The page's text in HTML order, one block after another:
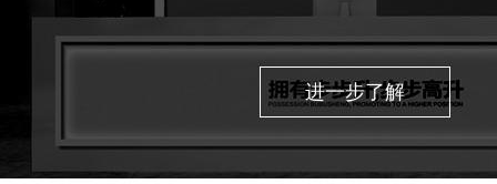
业拥有现代化的标准厂房，先进的技术中心和一批
的制造设计人员，经过全体员工多年努力，其产品
准合格产品”等多项殊荣。
进一步了解